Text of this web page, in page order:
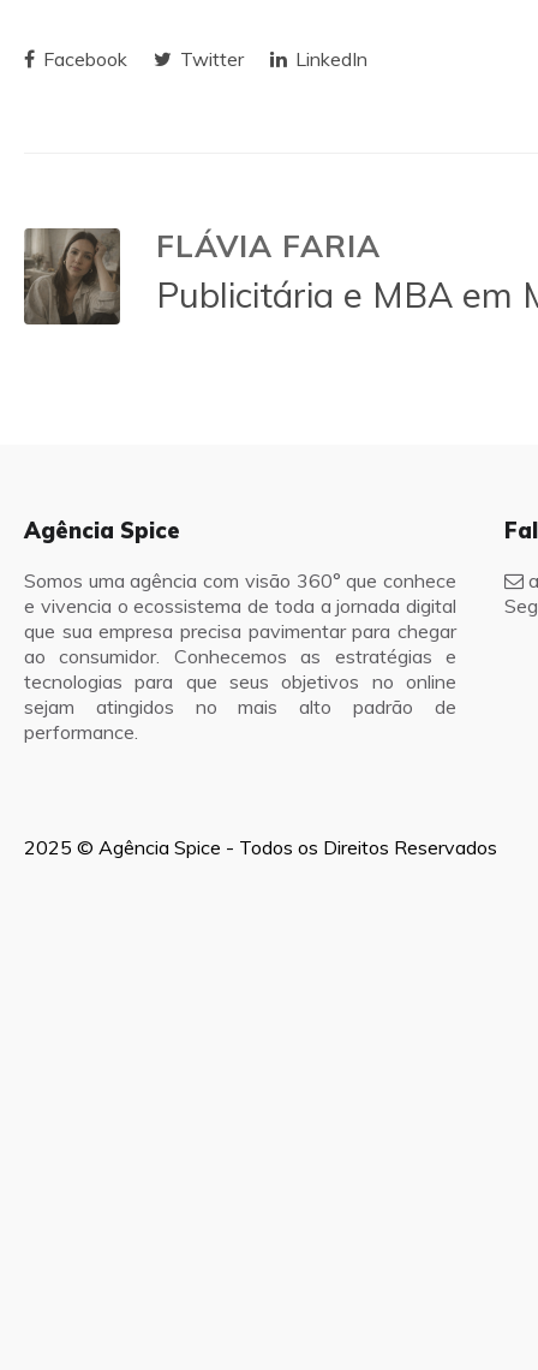
Facebook Twitter LinkedIn
FLÁVIA FARIA
Publicitária e MBA em
Agência Spice
Somos uma agência com visão 360° que conhece
e vivencia o ecossistema de toda a jornada digital
que sua empresa precisa pavimentar para chegar
ao consumidor. Conhecemos as estratégias e
tecnologias para que seus objetivos no online
sejam atingidos no mais alto padrão de
performance.
2025 © Agência Spice - Todos os Direitos Reservados